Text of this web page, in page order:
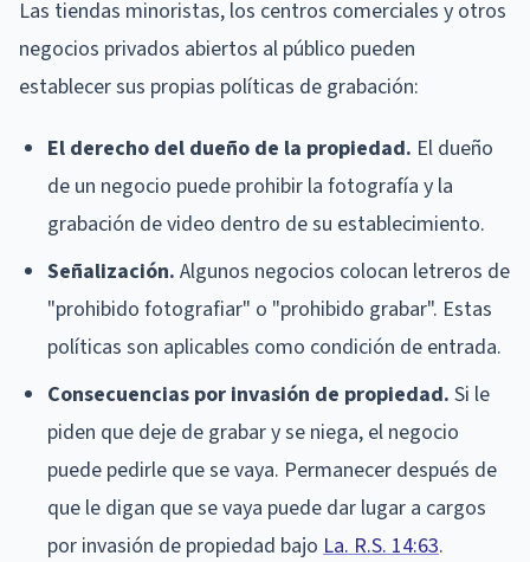
Las tiendas minoristas, los centros comerciales y otros
negocios privados abiertos al público pueden
establecer sus propias políticas de grabación:
El derecho del dueño de la propiedad. El dueño
de un negocio puede prohibir la fotografía y la
grabación de video dentro de su establecimiento.
Señalización. Algunos negocios colocan letreros de
"prohibido fotografiar" o "prohibido grabar". Estas
políticas son aplicables como condición de entrada.
Consecuencias por invasión de propiedad. Si le
piden que deje de grabar y se niega, el negocio
puede pedirle que se vaya. Permanecer después de
que le digan que se vaya puede dar lugar a cargos
por invasión de propiedad bajo La. R.S. 14:63.